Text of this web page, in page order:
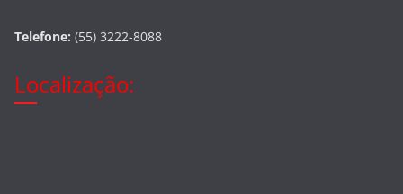
Telefone: (55) 3222-8088
Localização: